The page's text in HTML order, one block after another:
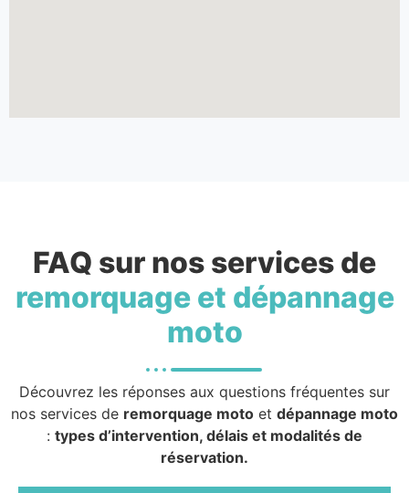
FAQ sur nos services de
remorquage et dépannage
moto
Découvrez les réponses aux questions fréquentes sur
nos services de remorquage moto et dépannage moto
: types d’intervention, délais et modalités de
réservation.